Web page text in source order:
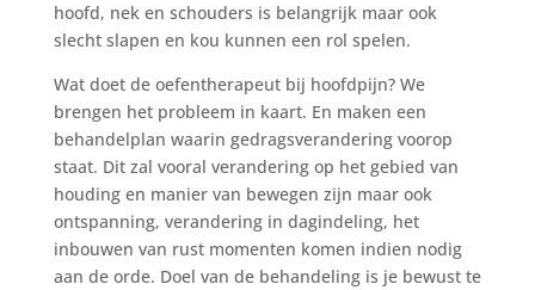
hoofd, nek en schouders is belangrijk maar ook
slecht slapen en kou kunnen een rol spelen.
Wat doet de oefentherapeut bij hoofdpijn? We
brengen het probleem in kaart. En maken een
behandelplan waarin gedragsverandering voorop
staat. Dit zal vooral verandering op het gebied van
houding en manier van bewegen zijn maar ook
ontspanning, verandering in dagindeling, het
inbouwen van rust momenten komen indien nodig
aan de orde. Doel van de behandeling is je bewust te